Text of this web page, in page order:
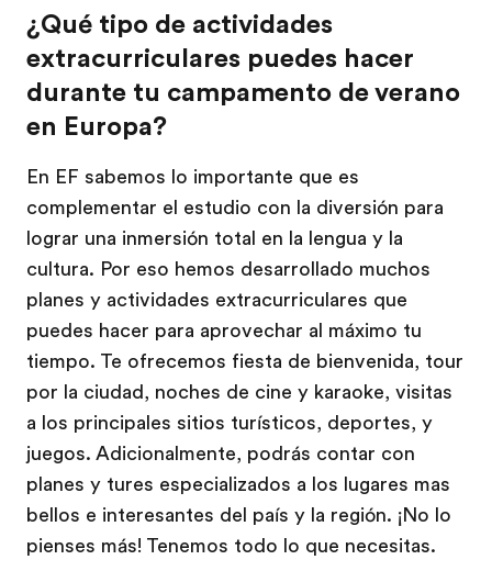
¿Qué tipo de actividades
extracurriculares puedes hacer
durante tu campamento de verano
en Europa?
En EF sabemos lo importante que es
complementar el estudio con la diversión para
lograr una inmersión total en la lengua y la
cultura. Por eso hemos desarrollado muchos
planes y actividades extracurriculares que
puedes hacer para aprovechar al máximo tu
tiempo. Te ofrecemos fiesta de bienvenida, tour
por la ciudad, noches de cine y karaoke, visitas
a los principales sitios turísticos, deportes, y
juegos. Adicionalmente, podrás contar con
planes y tures especializados a los lugares mas
bellos e interesantes del país y la región. ¡No lo
pienses más! Tenemos todo lo que necesitas.